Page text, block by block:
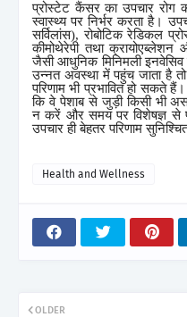
प्रोस्टेट कैंसर का उपचार रोग
स्वास्थ्य पर निर्भर करता है।
सर्विलांस),रोबोटिक रेडिकल
कीमोथेरेपी तथा
जैसी आधुनिक मिनिमली
उन्नत अवस्था में पहुंच जाता है
परिणाम भी प्रभावित हो सकते
कि वे पेशाब से जुड़ी किसी भी
न करें और समय पर विशेषज्ञ से
उपचार ही बेहतर परिणाम
Health and Wellness
OLDER